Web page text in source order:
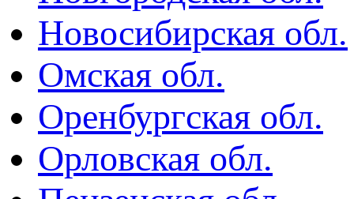
Новосибирская обл.
Омская обл.
Оренбургская обл.
Орловская обл.